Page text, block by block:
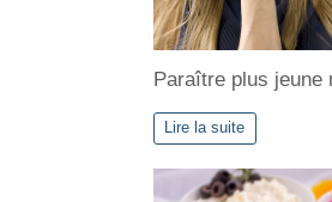
Paraître plus jeune
Lire la suite